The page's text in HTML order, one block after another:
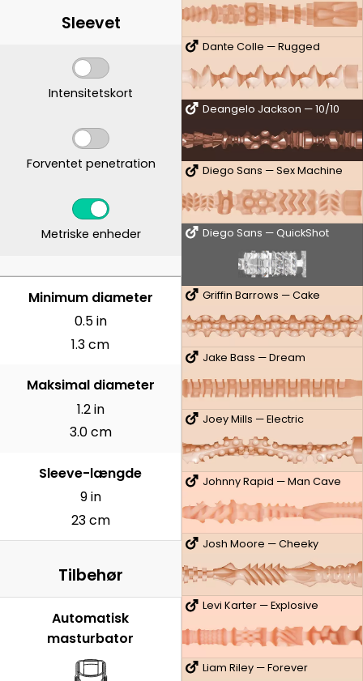
Dante Colle — Rugged
Deangelo Jackson — 10/10
Diego Sans — Sex Machine
Diego Sans — QuickShot
Griffin Barrows — Cake
Jake Bass — Dream
Joey Mills — Electric
Johnny Rapid — Man Cave
Josh Moore — Cheeky
Levi Karter — Explosive
Liam Riley — Forever
Sleevet
Intensitetskort
Forventet penetration
Metriske enheder
CENTIMETER
Minimum diameter
0.5 in
1.3 cm
Maksimal diameter
1.2 in
3.0 cm
Sleeve-længde
9 in
23 cm
Tilbehør
Automatisk
masturbator